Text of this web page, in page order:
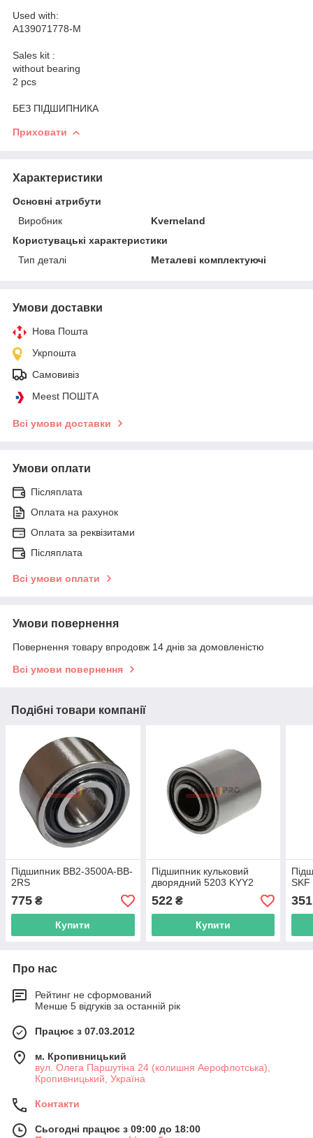
Used with:
A139071778-M
Sales kit :
without bearing
2 pcs
БЕЗ ПІДШИПНИКА
Приховати
Характеристики
Основні атрибути
Виробник
Kverneland
Користувацькі характеристики
Тип деталі
Металеві комплектуючі
Умови доставки
Нова Пошта
Укрпошта
Самовивіз
Meest ПОШТА
Всі умови доставки
Умови оплати
Післяплата
Оплата на рахунок
Оплата за реквізитами
Післяплата
Всі умови оплати
Умови повернення
Повернення товару впродовж 14 днів за домовленістю
Всі умови повернення
Подібні товари компанії
Підшипник BB2-3500A-BB-
2RS
775 ₴
Купити
Підшипник кульковий
дворядний 5203 KYY2
522₴
Купити
SKF
351
Про нас
Рейтинг не сформований
Менше 5 відгуків за останній рік
Працює з 07.03.2012
м. Кропивницький
вул. Олега Паршутіна 24 (колишня Аерофлотська),
Кропивницький, Україна
Контакти
Сьогодні працює з 09:00 до 18:00